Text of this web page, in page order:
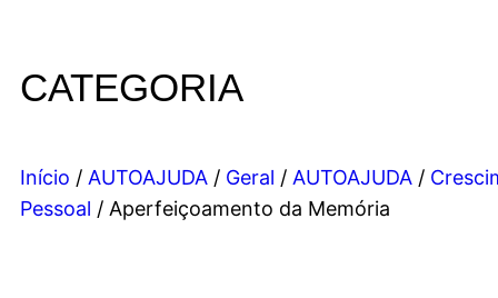
CATEGORIA
Início / AUTOAJUDA / Geral / AUTOAJUDA /
Pessoal / Aperfeiçoamento da Memória